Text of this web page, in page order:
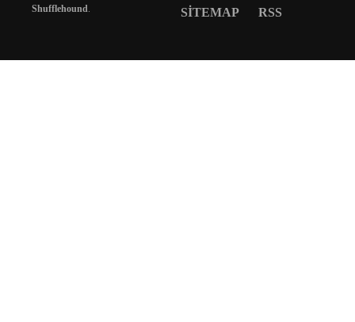
Shufflehound. SITEMAP RSS